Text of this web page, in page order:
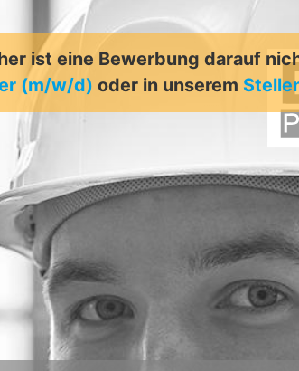
ist eine Bewerbung darauf
(m/w/d) oder in unserem